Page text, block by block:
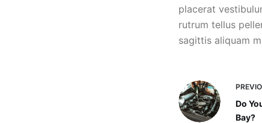
placerat
rutrum tellus
sagittis aliquam
Do
Bay?